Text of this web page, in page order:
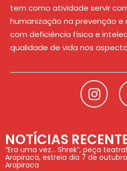
tem como atividade servir
humanização na prevenção
com deficiência física e
qualidade de vida nos
NOTÍCIAS
“Era uma vez… Shrek”, peça
Arapiraca, estreia dia 7 de
Arapiraca